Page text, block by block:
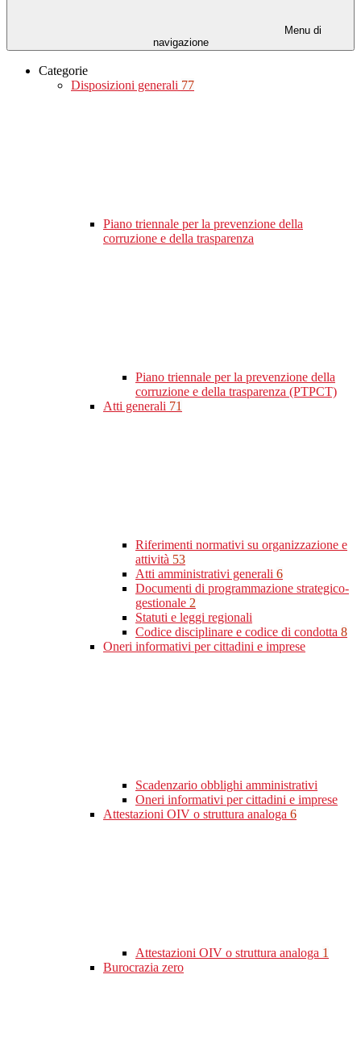
Menu di
navigazione
Categorie
Disposizioni generali 77
Piano triennale per la prevenzione della
corruzione e della trasparenza
Piano triennale per la prevenzione della
corruzione e della trasparenza (PTPCT)
Atti generali 71
Riferimenti normativi su organizzazione e
attività 53
Atti amministrativi generali 6
Documenti di programmazione strategico-
gestionale 2
Statuti e leggi regionali
Codice disciplinare e codice di condotta 8
Oneri informativi per cittadini e imprese
Scadenzario obblighi amministrativi
Oneri informativi per cittadini e imprese
Attestazioni OIV o struttura analoga 6
Attestazioni OIV o struttura analoga 1
Burocrazia zero